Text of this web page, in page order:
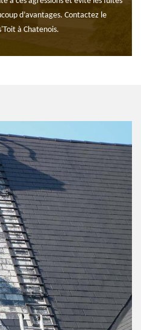
d’avantages. Contactez le
à Chatenois.